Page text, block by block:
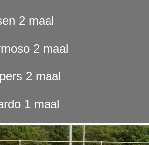
2 maal
2 maal
2 maal
1 maal